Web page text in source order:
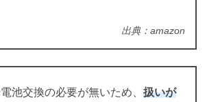
出典：amazon
池交換の必要が無いため、 扱いが